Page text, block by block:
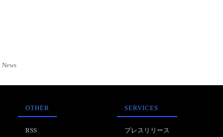
OTHER
RSS
SERVICES
プレスリリース